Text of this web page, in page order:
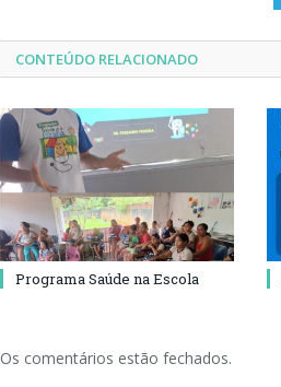
CONTEÚDO RELACIONADO
Programa Saúde na Escola
Os comentários estão fechados.